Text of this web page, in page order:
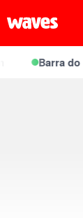
Barra do